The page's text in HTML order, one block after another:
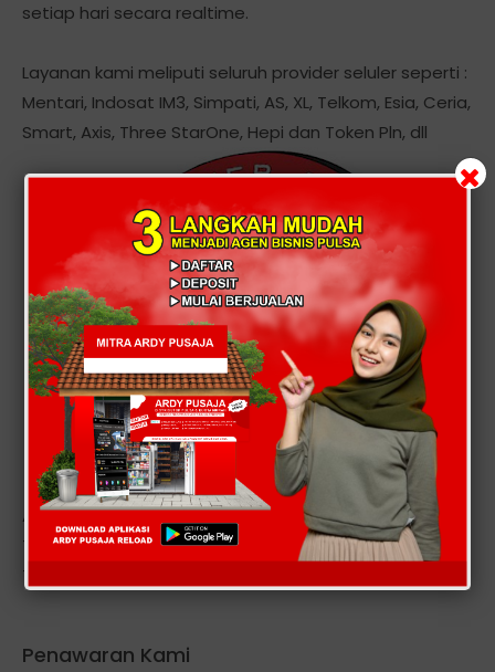
setiap hari secara realtime.
Layanan kami meliputi seluruh provider seluler seperti :
Mentari, Indosat IM3, Simpati, AS, XL, Telkom, Esia, Ceria,
Smart, Axis, Three StarOne, Hepi dan Token Pln, dll
Alamat kantor kami berlokasi Di: DESA MEUNASAH
TINGKEUM-KECAMATAN MADAT-KABUPATEN ACEH
TIMUR-PROVINSI ACEH .
Penawaran Kami